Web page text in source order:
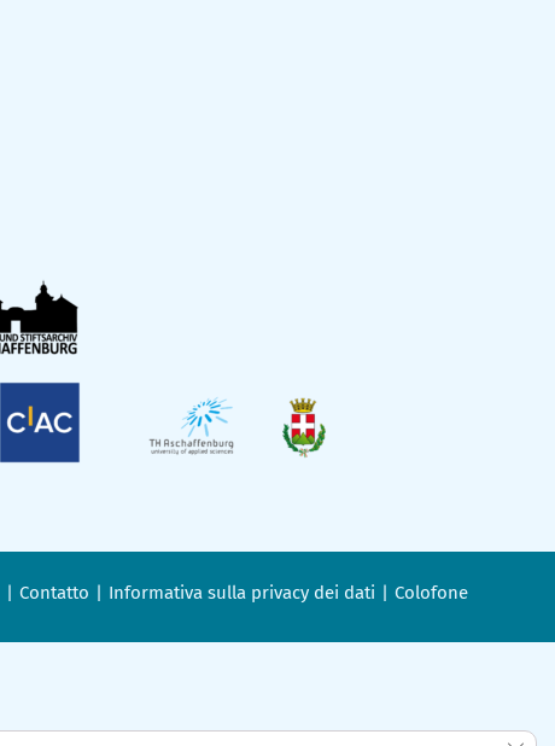
Contatto Informativa sulla privacy dei dati Colofone